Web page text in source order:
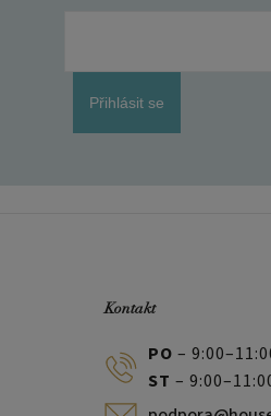
Přihlásit se
Kontakt
PO –
ST –